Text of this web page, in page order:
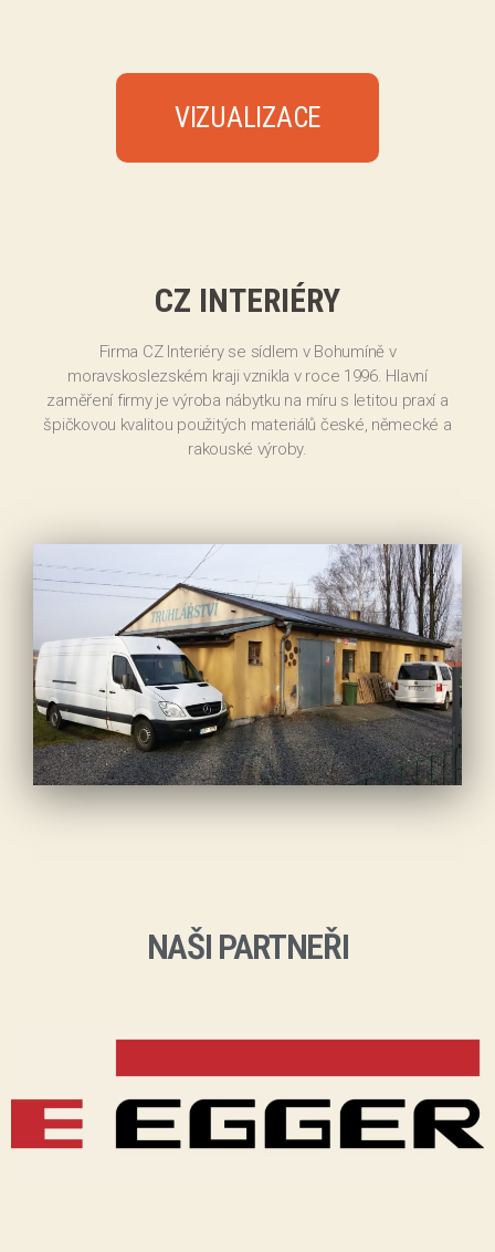
VIZUALIZACE
CZ INTERIÉRY
Firma CZ Interiéry se sídlem v Bohumíně v
moravskoslezském kraji vznikla v roce 1996. Hlavní
zaměření firmy je výroba nábytku na míru s letitou praxí a
špičkovou kvalitou použitých materiálů české, německé a
rakouské výroby.
NAŠI PARTNEŘI